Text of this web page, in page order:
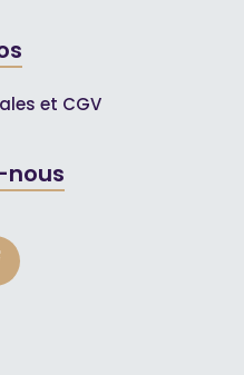
et CGV
nous